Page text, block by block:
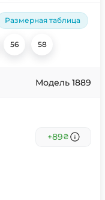
Размерная таблица
56 58
Модель 1889
+89₴